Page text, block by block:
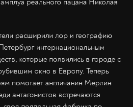
расширили лор и географию
интернациональным
которые появились в городе с
окно в Европу. Теперь
помогает англичанин Мерлин
антагонистов встречаются